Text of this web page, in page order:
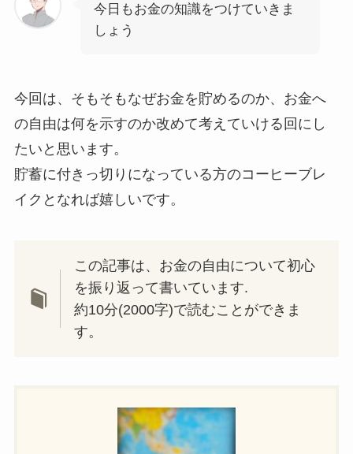
今日もお金の知識をつけていきま
しょう
今回は、そもそもなぜお金を貯めるのか、お金へ
の自由は何を示すのか改めて考えていける回にし
たいと思います。
貯蓄に付きっ切りになっている方のコーヒーブレ
イクとなれば嬉しいです。
この記事は、お金の自由について初心
を振り返って書いています.
約10分(2000字)で読むことができま
す。